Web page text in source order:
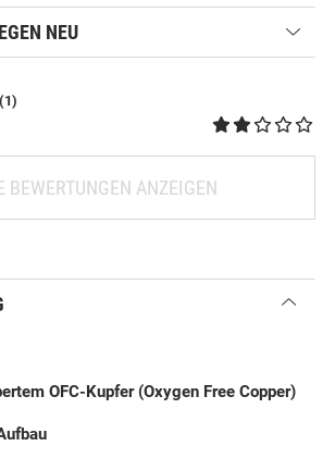
NEU
BEWERTUNGEN ANZEIGEN
OFC-Kupfer (Oxygen Free Copper)